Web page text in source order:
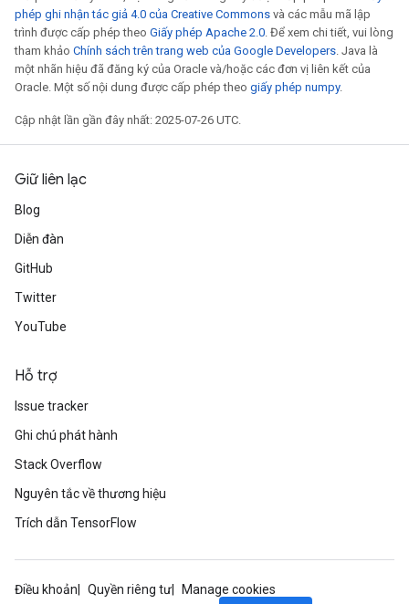
phép ghi nhận tác giả 4.0 của Creative Commons và các mẫu mã lập
trình được cấp phép theo Giấy phép Apache 2.0. Để xem chi tiết, vui lòng
tham khảo Chính sách trên trang web của Google Developers. Java là
một nhãn hiệu đã đăng ký của Oracle và/hoặc các đơn vị liên kết của
Oracle. Một số nội dung được cấp phép theo giấy phép numpy.
Cập nhật lần gần đây nhất: 2025-07-26 UTC.
Giữ liên lạc
Blog
Diễn đàn
GitHub
Twitter
YouTube
Hỗ trợ
Issue tracker
Ghi chú phát hành
Stack Overflow
Nguyên tắc về thương hiệu
Trích dẫn TensorFlow
Điều khoản Quyền riêng tư
Manage cookies